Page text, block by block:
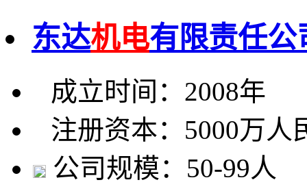
东达机电有限责任公
成立时间：2008年
注册资本：5000万人
公司规模：50-99人